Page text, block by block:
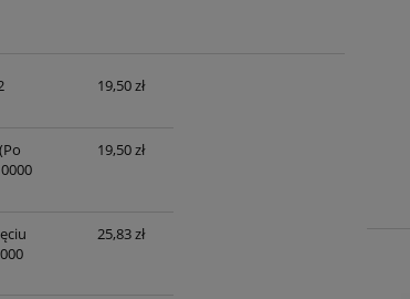
kosztów
19,50 zł
19,50 zł
25,83 zł